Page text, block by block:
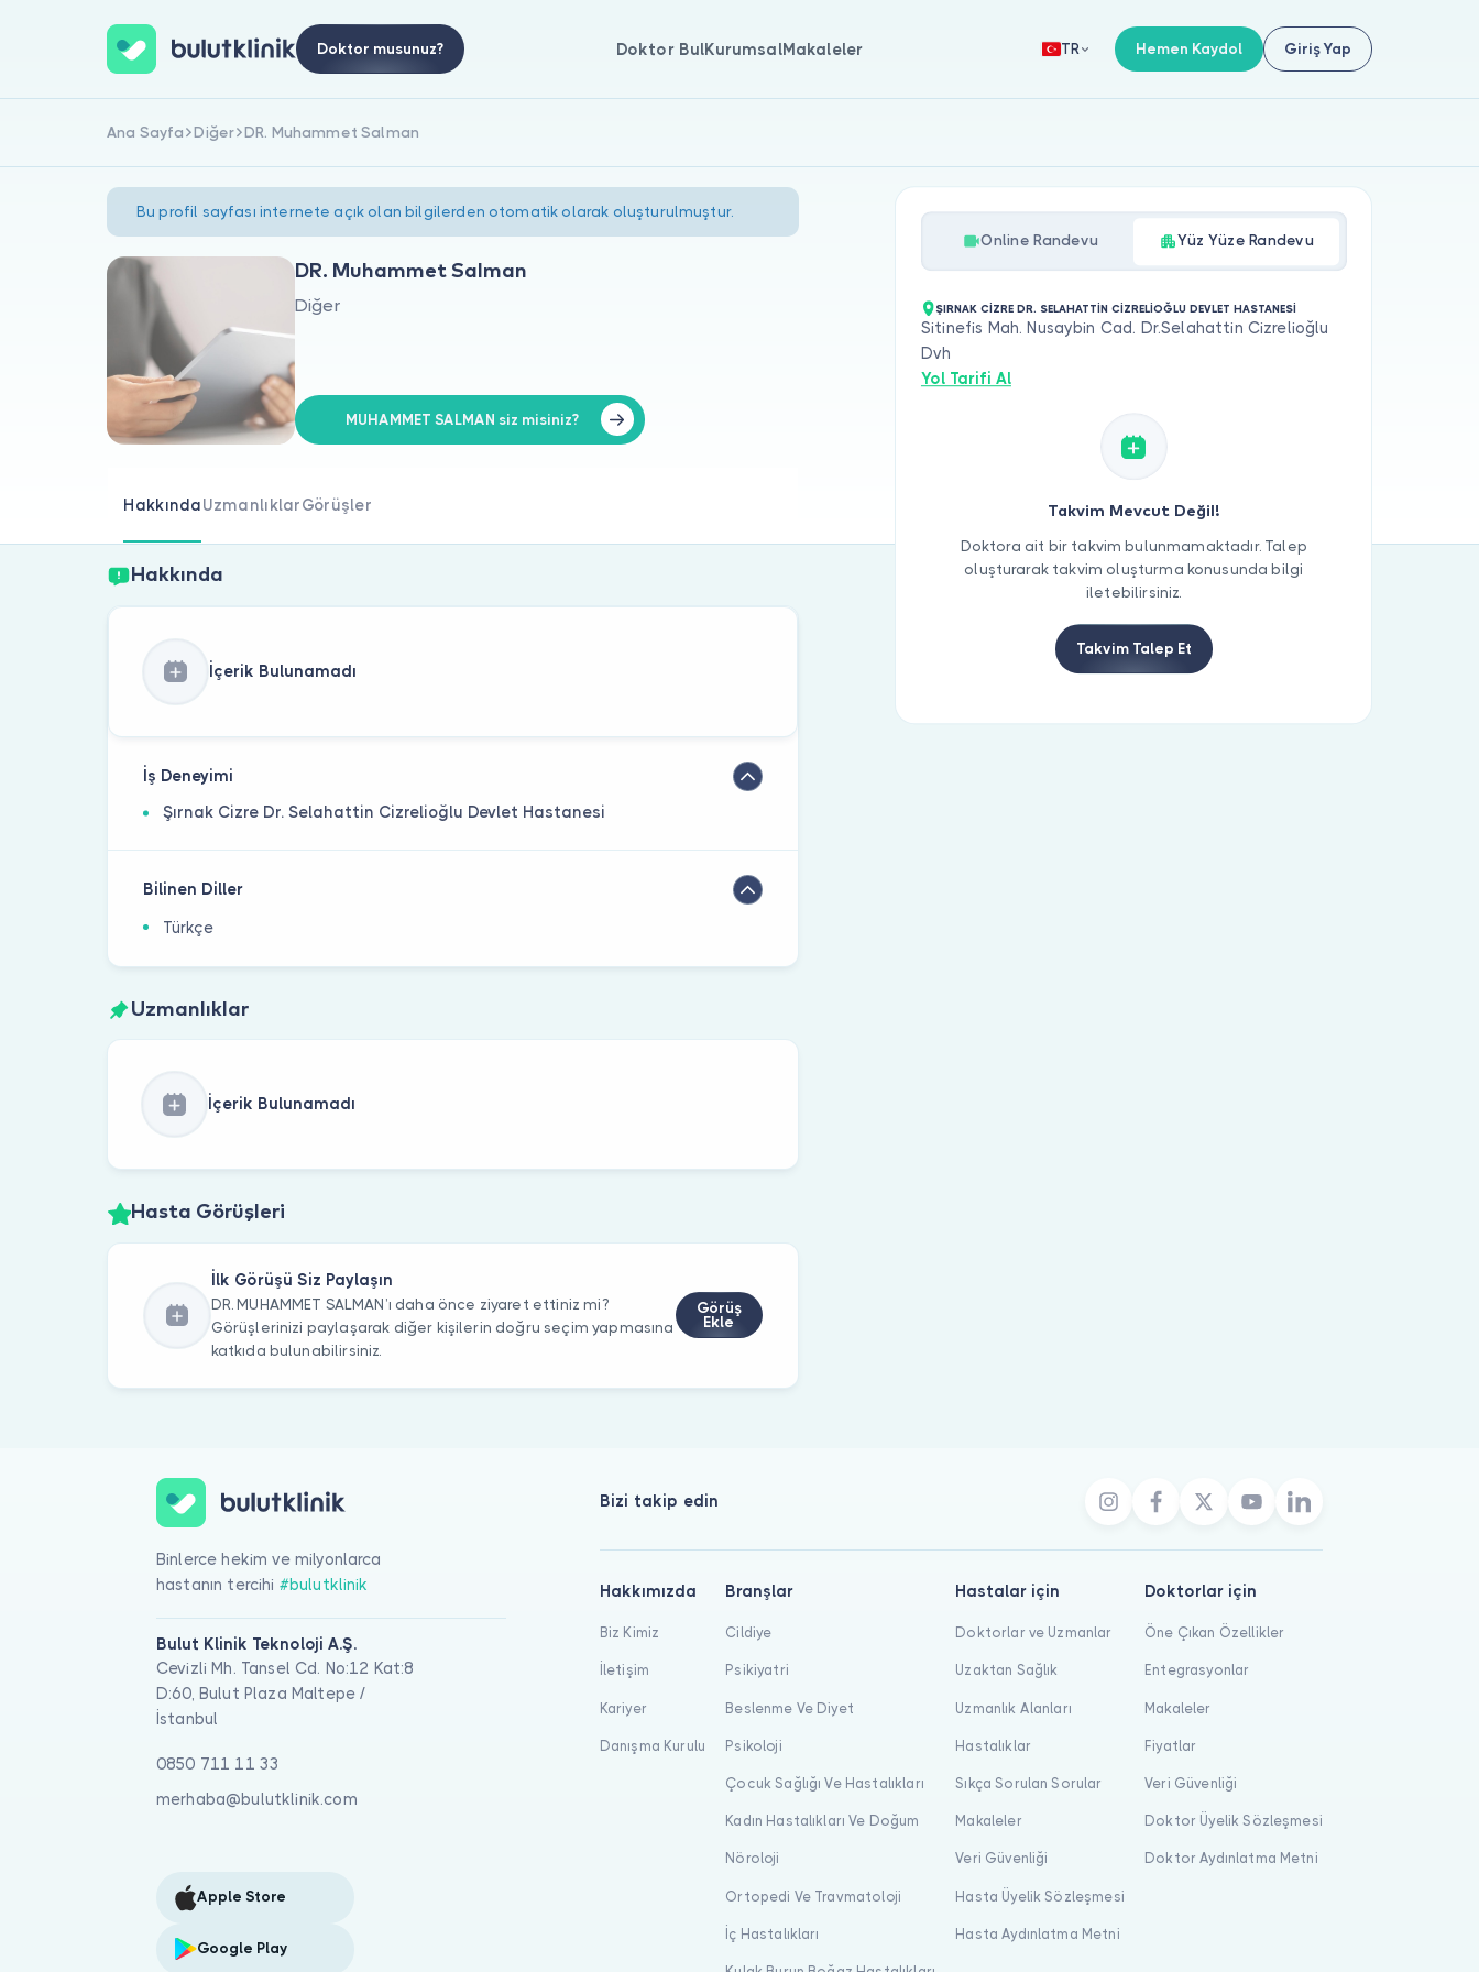
Doktor musunuz? Doktor BulKurumsalMakaleler TR Hemen Kaydol Giriş Yap
Ana Sayfa Diğer DR. Muhammet Salman
Bu profil sayfası internete açık olan bilgilerden otomatik olarak oluşturulmuştur.
DR. Muhammet Salman
Diğer
MUHAMMET SALMAN siz misiniz?
HakkındaUzmanlıklarGörüşler
Hakkında
İçerik Bulunamadı
İş Deneyimi
Şırnak Cizre Dr. Selahattin Cizrelioğlu Devlet Hastanesi
Bilinen Diller
Türkçe
Uzmanlıklar
İçerik Bulunamadı
Hasta Görüşleri
İlk Görüşü Siz Paylaşın
DR. MUHAMMET SALMAN’ı daha önce ziyaret ettiniz mi?
Görüşlerinizi paylaşarak diğer kişilerin doğru seçim yapmasına
katkıda bulunabilirsiniz.
Görüş
Ekle
Online Randevu Yüz Yüze Randevu
ŞIRNAK CİZRE DR. SELAHATTİN CİZRELİOĞLU DEVLET HASTANESİ
Sitinefis Mah. Nusaybin Cad. Dr.Selahattin Cizrelioğlu
Dvh
Yol Tarifi Al
Takvim Mevcut Değil!
Doktora ait bir takvim bulunmamaktadır. Talep
oluşturarak takvim oluşturma konusunda bilgi
iletebilirsiniz.
Takvim Talep Et
Binlerce hekim ve milyonlarca
hastanın tercihi #bulutklinik
Bulut Klinik Teknoloji A.Ş.
Cevizli Mh. Tansel Cd. No:12 Kat:8
D:60, Bulut Plaza Maltepe /
İstanbul
0850 711 11 33
merhaba@bulutklinik.com
Apple Store
Google Play
Bizi takip edin
Hakkımızda
Biz Kimiz
İletişim
Kariyer
Danışma Kurulu
Branşlar
Cildiye
Psikiyatri
Beslenme Ve Diyet
Psikoloji
Çocuk Sağlığı Ve Hastalıkları
Kadın Hastalıkları Ve Doğum
Nöroloji
Ortopedi Ve Travmatoloji
İç Hastalıkları
Hastalar için
Doktorlar ve Uzmanlar
Uzaktan Sağlık
Uzmanlık Alanları
Hastalıklar
Sıkça Sorulan Sorular
Makaleler
Veri Güvenliği
Hasta Üyelik Sözleşmesi
Hasta Aydınlatma Metni
Doktorlar için
Öne Çıkan Özellikler
Entegrasyonlar
Makaleler
Fiyatlar
Veri Güvenliği
Doktor Üyelik Sözleşmesi
Doktor Aydınlatma Metni